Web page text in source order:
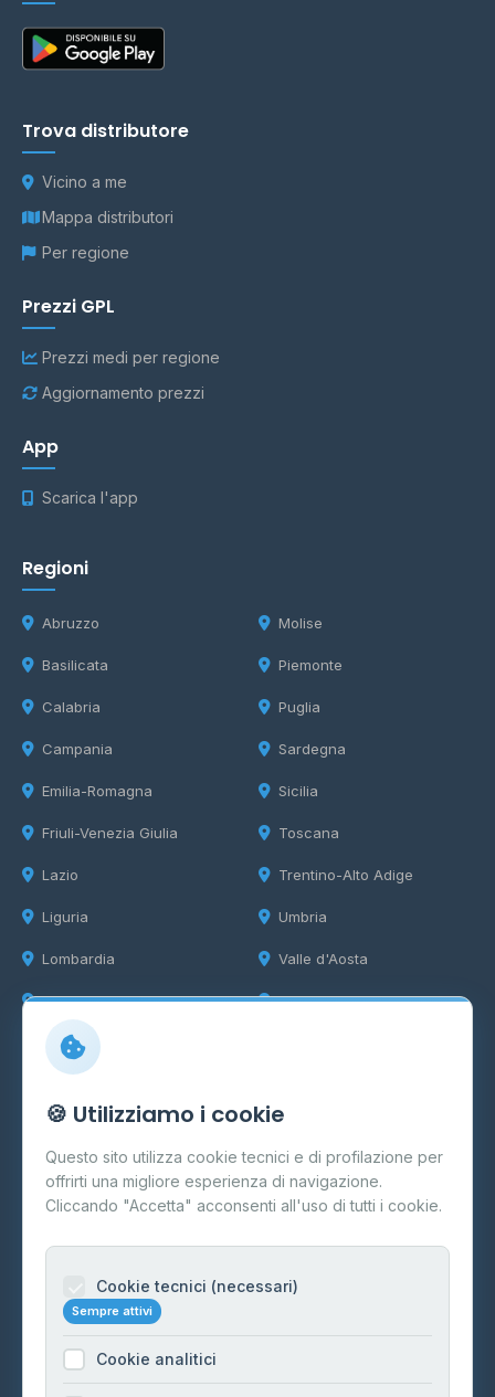
Trova distributore
Vicino a me
Mappa distributori
Per regione
Prezzi GPL
Prezzi medi per regione
Aggiornamento prezzi
App
Scarica l'app
Regioni
Abruzzo
Basilicata
Calabria
Campania
Emilia-Romagna
Friuli-Venezia Giulia
Lazio
Liguria
Lombardia
Marche
Molise
Piemonte
Puglia
Sardegna
Sicilia
Toscana
Trentino-Alto Adige
Umbria
Valle d'Aosta
Veneto
Info
Cos'è il GPL
FAQ
Contatti
Informazioni legali
Cookie Policy
🍪 Utilizziamo i cookie
Questo sito utilizza cookie tecnici e di profilazione per
offrirti una migliore esperienza di navigazione.
Cliccando "Accetta" acconsenti all'uso di tutti i cookie.
Cookie tecnici (necessari)
Sempre attivi
Cookie analitici